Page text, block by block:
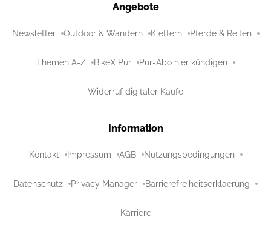
Angebote
Newsletter Outdoor & Wandern Klettern Pferde & Reiten
Themen A-Z BikeX Pur Pur-Abo hier kündigen
Widerruf digitaler Käufe
Information
Kontakt Impressum AGB Nutzungsbedingungen
Datenschutz Privacy Manager Barrierefreiheitserklaerung
Karriere